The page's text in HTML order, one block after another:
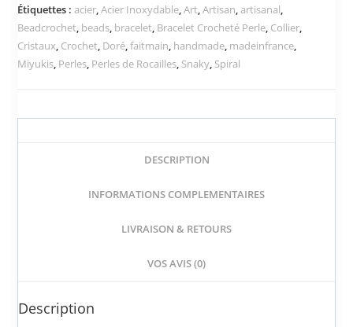
Étiquettes :acier,Acier Inoxydable,Art,Artisan,artisanal,
Beadcrochet, beads, bracelet, Bracelet Crocheté Perle, Collier,
Cristaux, Crochet, Doré,faitmain, handmade, madeinfrance,
Miyukis, Perles, Perles de Rocailles, Snaky, Spiral
DESCRIPTION
INFORMATIONS COMPLEMENTAIRES
LIVRAISON & RETOURS
VOS AVIS (0)
Description